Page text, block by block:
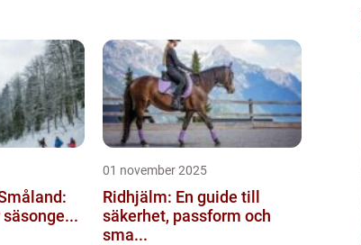
01 november 2025
Ridhjälm: En guide till
säkerhet, passform och
sma...